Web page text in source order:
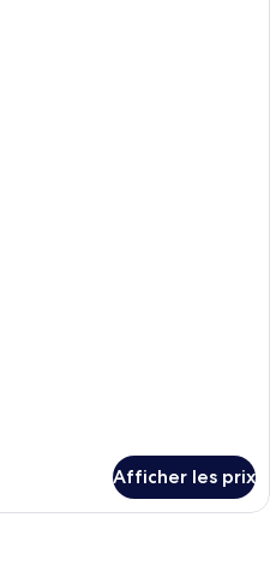
Afficher les prix